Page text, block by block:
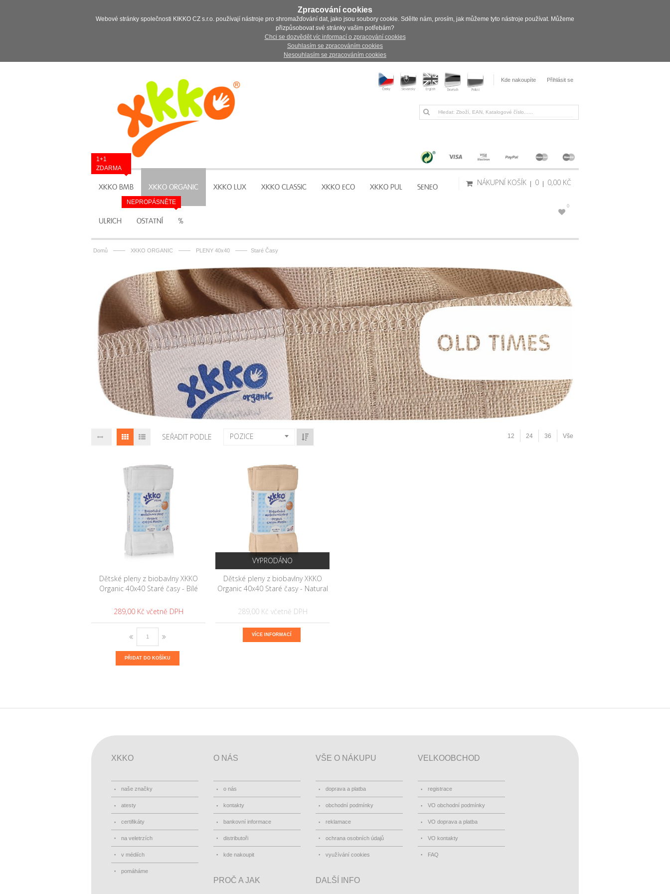
Zpracování cookies
Webové stránky společnosti KIKKO CZ s.r.o. používají nástroje pro shromažďování dat, jako jsou soubory cookie. Sdělte nám, prosím, jak můžeme tyto nástroje používat. Můžeme
přizpůsobovat své stránky vašim potřebám?
Chci se dozvědět víc informací o zpracování cookies
Souhlasím se zpracováním cookies
Nesouhlasím se zpracováním cookies
Kde nakoupíte Přihlásit se
XKKO BMB
1+1
ZDARMA
XKKO ORGANIC XKKO LUX XKKO CLASSIC XKKO ECO XKKO PUL SENEO
ULRICH OSTATNÍ %
NEPROPÁSNĚTE
NÁKUPNÍ KOŠÍK 0 0,00 KČ
0
Domů —— XKKO ORGANIC —— PLENY 40x40 —— Staré Časy
SEŘADIT PODLE POZICE 12 24 36 Vše
Dětské pleny z biobavlny XKKO
Organic 40x40 Staré časy - Bílé
289,00 Kč
PŘIDAT DO KOŠÍKU
VYPRODÁNO
Dětské pleny z biobavlny XKKO
Organic 40x40 Staré časy - Natural
289,00 Kč
VÍCE INFORMACÍ
XKKO
naše značky
atesty
certifikáty
na veletrzích
v médiích
pomáháme
O NÁS
o nás
kontakty
bankovní informace
distributoři
kde nakoupit
VŠE O NÁKUPU
doprava a platba
obchodní podmínky
reklamace
ochrana osobních údajů
využívání cookies
VELKOOBCHOD
registrace
VO obchodní podmínky
VO doprava a platba
VO kontakty
FAQ
PROČ A JAK DALŠÍ INFO